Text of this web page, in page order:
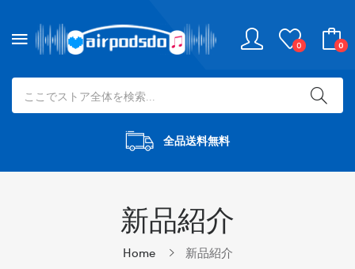
0 0
全品送料無料
新品紹介
Home 新品紹介